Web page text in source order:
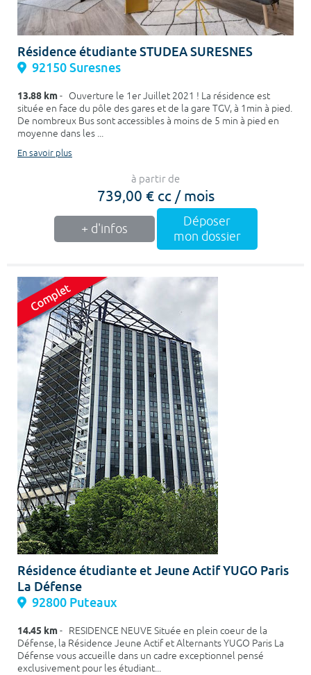
Résidence étudiante STUDEA SURESNES
92150 Suresnes
13.88 km- Ouverture le 1er Juillet 2021 ! La résidence est
située en face du pôle des gares et de la gare TGV, à 1min à pied.
De nombreux Bus sont accessibles à moins de 5 min à pied en
moyenne dans les ...
En savoir plus
à partir de
739,00 € cc / mois
+ d'infos
Déposer
mon dossier
Résidence étudiante et Jeune Actif YUGO Paris
La Défense
92800 Puteaux
14.45 km- RESIDENCE NEUVE Située en plein coeur de la
Défense, la Résidence Jeune Actif et Alternants YUGO Paris La
Défense vous accueille dans un cadre exceptionnel pensé
exclusivement pour les étudiant...